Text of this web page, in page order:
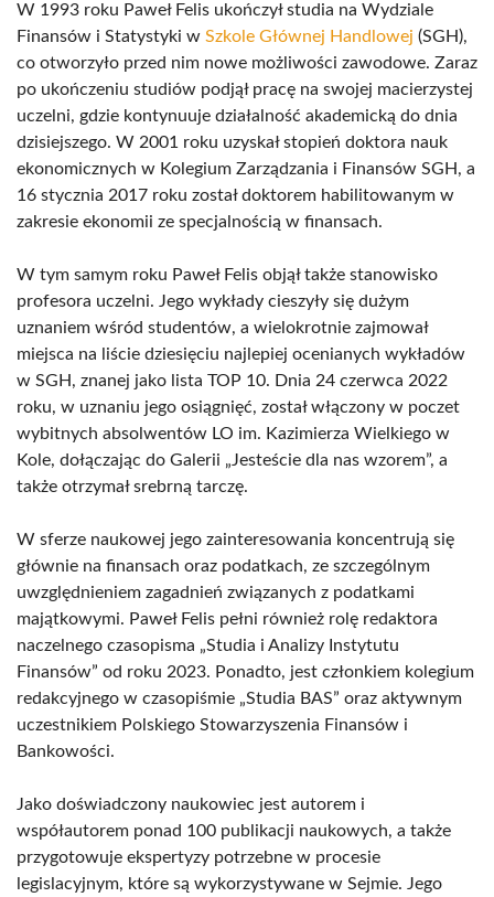
W 1993 roku Paweł Felis ukończył studia na Wydziale
Finansów i Statystyki w Szkole Głównej Handlowej (SGH),
co otworzyło przed nim nowe możliwości zawodowe. Zaraz
po ukończeniu studiów podjął pracę na swojej macierzystej
uczelni, gdzie kontynuuje działalność akademicką do dnia
dzisiejszego. W 2001 roku uzyskał stopień doktora nauk
ekonomicznych w Kolegium Zarządzania i Finansów SGH, a
16 stycznia 2017 roku został doktorem habilitowanym w
zakresie ekonomii ze specjalnością w finansach.
W tym samym roku Paweł Felis objął także stanowisko
profesora uczelni. Jego wykłady cieszyły się dużym
uznaniem wśród studentów, a wielokrotnie zajmował
miejsca na liście dziesięciu najlepiej ocenianych wykładów
w SGH, znanej jako lista TOP 10. Dnia 24 czerwca 2022
roku, w uznaniu jego osiągnięć, został włączony w poczet
wybitnych absolwentów LO im. Kazimierza Wielkiego w
Kole, dołączając do Galerii „Jesteście dla nas wzorem”, a
także otrzymał srebrną tarczę.
W sferze naukowej jego zainteresowania koncentrują się
głównie na finansach oraz podatkach, ze szczególnym
uwzględnieniem zagadnień związanych z podatkami
majątkowymi. Paweł Felis pełni również rolę redaktora
naczelnego czasopisma „Studia i Analizy Instytutu
Finansów” od roku 2023. Ponadto, jest członkiem kolegium
redakcyjnego w czasopiśmie „Studia BAS” oraz aktywnym
uczestnikiem Polskiego Stowarzyszenia Finansów i
Bankowości.
Jako doświadczony naukowiec jest autorem i
współautorem ponad 100 publikacji naukowych, a także
przygotowuje ekspertyzy potrzebne w procesie
legislacyjnym, które są wykorzystywane w Sejmie. Jego